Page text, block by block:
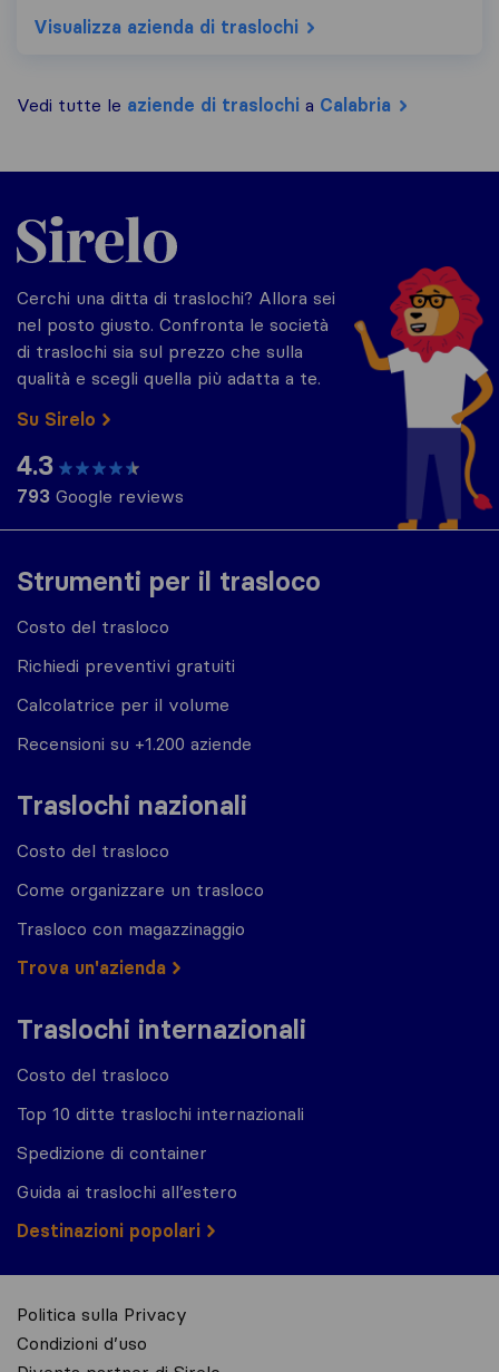
Visualizza azienda di traslochi
Vedi tutte le aziende di traslochi a Calabria
Strumenti per il trasloco
Costo del trasloco
Richiedi preventivi gratuiti
Calcolatrice per il volume
Recensioni su +1.200 aziende
Traslochi nazionali
Costo del trasloco
Come organizzare un trasloco
Trasloco con magazzinaggio
Trova un'azienda
Traslochi internazionali
Costo del trasloco
Top 10 ditte traslochi internazionali
Spedizione di container
Guida ai traslochi all’estero
Destinazioni popolari
Sirelo.it
Cerchi una ditta di traslochi? Allora sei
nel posto giusto. Confronta le società
di traslochi sia sul prezzo che sulla
qualità e scegli quella più adatta a te.
Su Sirelo
4.3
793 Google reviews
Politica sulla Privacy
Condizioni d’uso